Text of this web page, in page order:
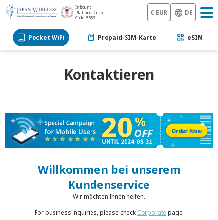
Inbound
Platform Corp.
Code: 5587
€ EUR DE
Pocket WiFi Prepaid-SIM-Karte eSIM
Kontaktieren
Willkommen bei unserem
Kundenservice
Wir möchten Ihnen helfen.
For business inquiries, please check Corporate page.